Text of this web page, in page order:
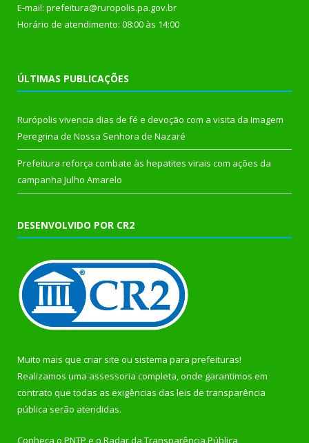
E-mail: prefeitura@ruropolis.pa.gov.br
Horário de atendimento: 08:00 às 14:00
ÚLTIMAS PUBLICAÇÕES
Rurópolis vivencia dias de fé e devoção com a visita da Imagem
Peregrina de Nossa Senhora de Nazaré
Prefeitura reforça combate às hepatites virais com ações da
campanha Julho Amarelo
DESENVOLVIDO POR CR2
Muito mais que criar site ou sistema para prefeituras!
Realizamos uma assessoria completa, onde garantimos em
contrato que todas as exigências das leis de transparência
pública serão atendidas.
Conheça o PNTP e o Radar da Transparência Pública